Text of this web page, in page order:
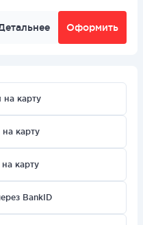
Оформить
карту
карту
карту
BankID